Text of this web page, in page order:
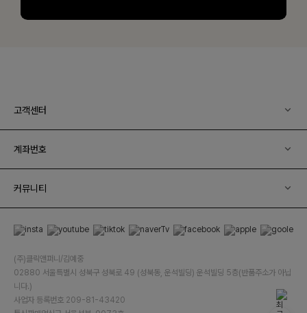
고객센터
계좌번호
커뮤니티
(주)클릭앤퍼니/김예중
02880 서울특별시 성북구 성북로 49 (성북동, 운석빌딩) 운석빌딩 5층(반품주소가 아닙
니다.)
사업자 등록번호 209-81-43420